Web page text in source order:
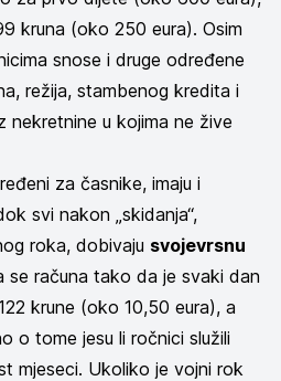
kruna (oko 250 eura). Osim
snose i druge određene
režija, stambenog kredita i
nekretnine u kojima ne žive
za časnike, imaju i
svi nakon „skidanja“,
roka, dobivaju svojevrsnu
se računa tako da je svaki dan
krune (oko 10,50 eura), a
o tome jesu li ročnici služili
mjeseci. Ukoliko je vojni rok